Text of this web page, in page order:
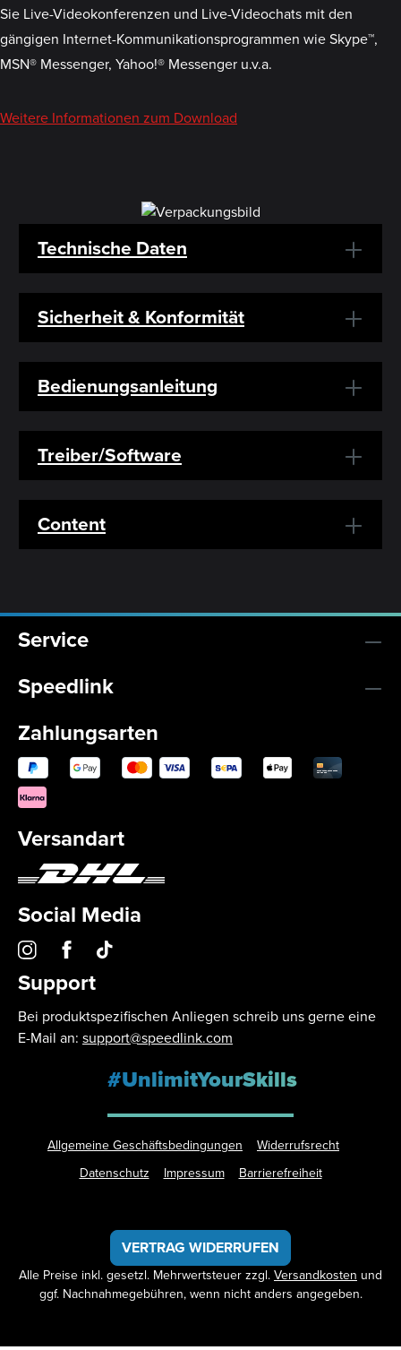
Sie Live-Videokonferenzen und Live-Videochats mit den
gängigen Internet-Kommunikationsprogrammen wie Skype™,
MSN® Messenger, Yahoo!® Messenger u.v.a.
Weitere Informationen zum Download
Technische Daten
Sicherheit & Konformität
Bedienungsanleitung
Treiber/Software
Content
Service
Speedlink
Zahlungsarten
Versandart
Social Media
Support
Bei produktspezifischen Anliegen schreib uns gerne eine
E-Mail an: support@speedlink.com
#UnlimitYourSkills
Allgemeine Geschäftsbedingungen
Widerrufsrecht
Datenschutz
Impressum Barrierefreiheit
VERTRAG WIDERRUFEN
Alle Preise inkl. gesetzl. Mehrwertsteuer zzgl.Versandkosten und
ggf. Nachnahmegebühren, wenn nicht anders angegeben.